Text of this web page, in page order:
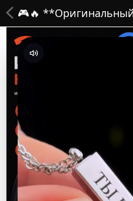
ВСЕ ТОВАРЫ
Кастомные коврики
Бейсболки
Гравировка